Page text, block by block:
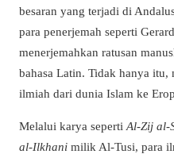
besaran yang terjadi di
para penerjemah seperti
menerjemahkan ratusan
bahasa Latin. Tidak hanya itu,
ilmiah dari dunia Islam ke
Melalui karya seperti Al-Zij al-
al-Ilkhani milik Al-Tusi, para